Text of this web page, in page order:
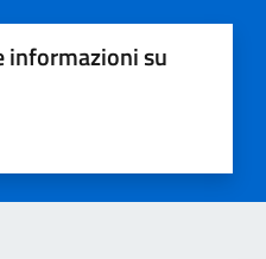
informazioni su
su 5
5